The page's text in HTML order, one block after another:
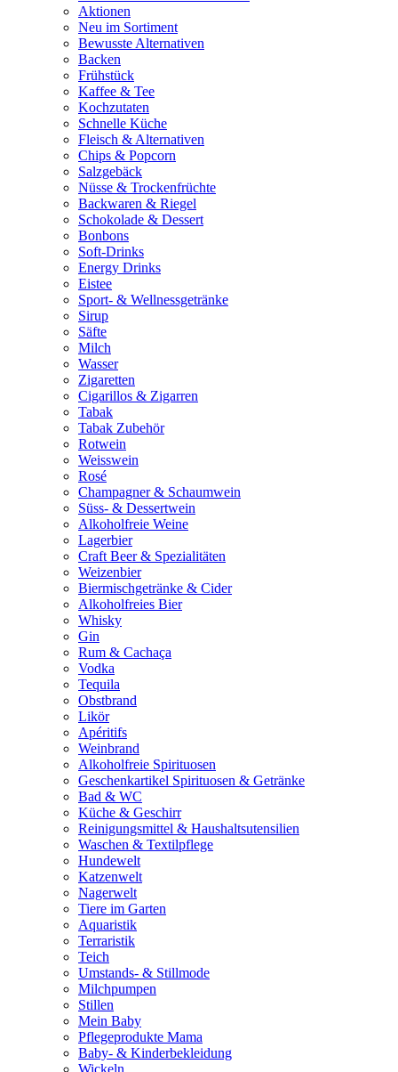
Aktionen
Neu im Sortiment
Bewusste Alternativen
Backen
Frühstück
Kaffee & Tee
Kochzutaten
Schnelle Küche
Fleisch & Alternativen
Chips & Popcorn
Salzgebäck
Nüsse & Trockenfrüchte
Backwaren & Riegel
Schokolade & Dessert
Bonbons
Soft-Drinks
Energy Drinks
Eistee
Sport- & Wellnessgetränke
Sirup
Säfte
Milch
Wasser
Zigaretten
Cigarillos & Zigarren
Tabak
Tabak Zubehör
Rotwein
Weisswein
Rosé
Champagner & Schaumwein
Süss- & Dessertwein
Alkoholfreie Weine
Lagerbier
Craft Beer & Spezialitäten
Weizenbier
Biermischgetränke & Cider
Alkoholfreies Bier
Whisky
Gin
Rum & Cachaça
Vodka
Tequila
Obstbrand
Likör
Apéritifs
Weinbrand
Alkoholfreie Spirituosen
Geschenkartikel Spirituosen & Getränke
Bad & WC
Küche & Geschirr
Reinigungsmittel & Haushaltsutensilien
Waschen & Textilpflege
Hundewelt
Katzenwelt
Nagerwelt
Tiere im Garten
Aquaristik
Terraristik
Teich
Umstands- & Stillmode
Milchpumpen
Stillen
Mein Baby
Pflegeprodukte Mama
Baby- & Kinderbekleidung
Wickeln